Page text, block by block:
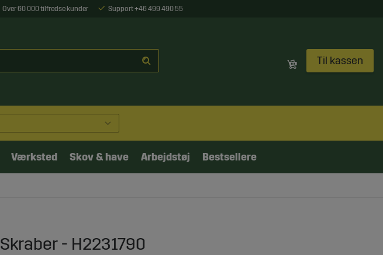
Over 60 000 tilfredse kunder Support +46 499 490 55
Til kassen
Værksted Skov & have Arbejdstøj Bestsellere
Skraber - H2231790